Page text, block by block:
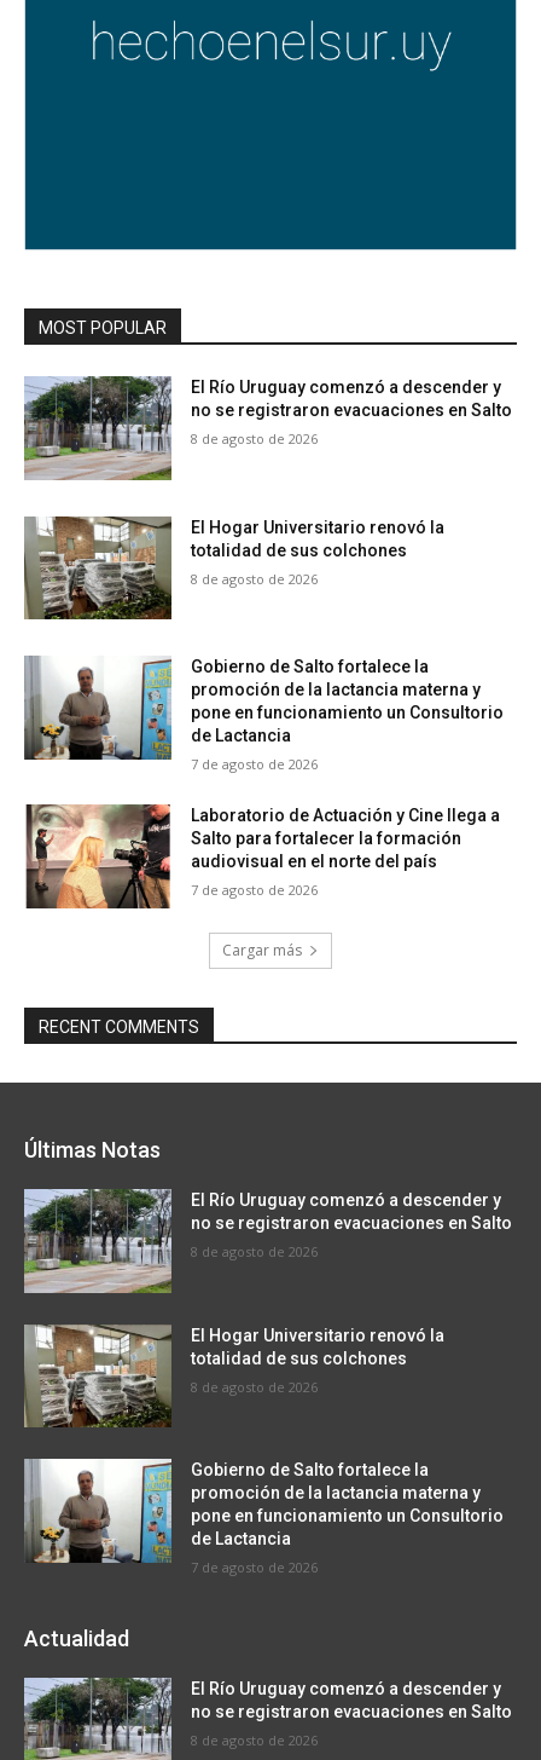
MOST POPULAR
El Río Uruguay comenzó a descender y
no se registraron evacuaciones en Salto
8 de agosto de 2026
El Hogar Universitario renovó la
totalidad de sus colchones
8 de agosto de 2026
Gobierno de Salto fortalece la
promoción de la lactancia materna y
pone en funcionamiento un Consultorio
de Lactancia
7 de agosto de 2026
Laboratorio de Actuación y Cine llega a
Salto para fortalecer la formación
audiovisual en el norte del país
7 de agosto de 2026
Cargar más
RECENT COMMENTS
Últimas Notas
El Río Uruguay comenzó a descender y
no se registraron evacuaciones en Salto
8 de agosto de 2026
El Hogar Universitario renovó la
totalidad de sus colchones
8 de agosto de 2026
Gobierno de Salto fortalece la
promoción de la lactancia materna y
pone en funcionamiento un Consultorio
de Lactancia
7 de agosto de 2026
Actualidad
El Río Uruguay comenzó a descender y
no se registraron evacuaciones en Salto
8 de agosto de 2026